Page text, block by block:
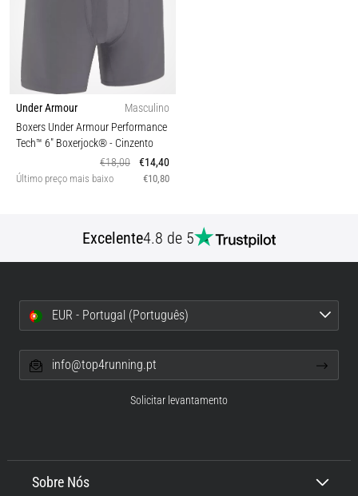
Under Armour
Masculino
Boxers Under Armour Performance
Tech™ 6" Boxerjock®- Cinzento
€18,00
€14,40
Último preço mais baixo €10,80
Excelente4.8 de 5
Sobre Nós
EUR - Portugal (Português)
info@top4running.pt
Solicitar levantamento